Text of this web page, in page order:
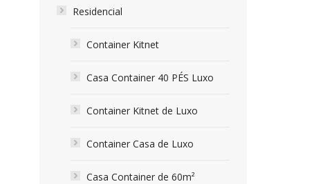
Residencial
Container Kitnet
Casa Container 40 PÉS Luxo
Container Kitnet de Luxo
Container Casa de Luxo
Casa Container de 60m²